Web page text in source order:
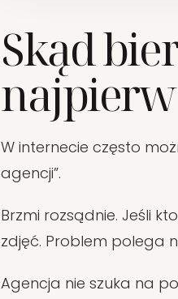
Skąd
W internecie często
agencji”.
Brzmi rozsądnie. Jeśli
zdjęć. Problem polega
Agencja nie szuka na